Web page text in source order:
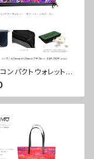
ンパクトウォレット
ーフスパープル ■配
間